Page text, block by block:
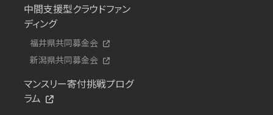
中間支援型クラウドファン
ディング
福井県共同募金会
新潟県共同募金会
マンスリー寄付挑戦プログ
ラム